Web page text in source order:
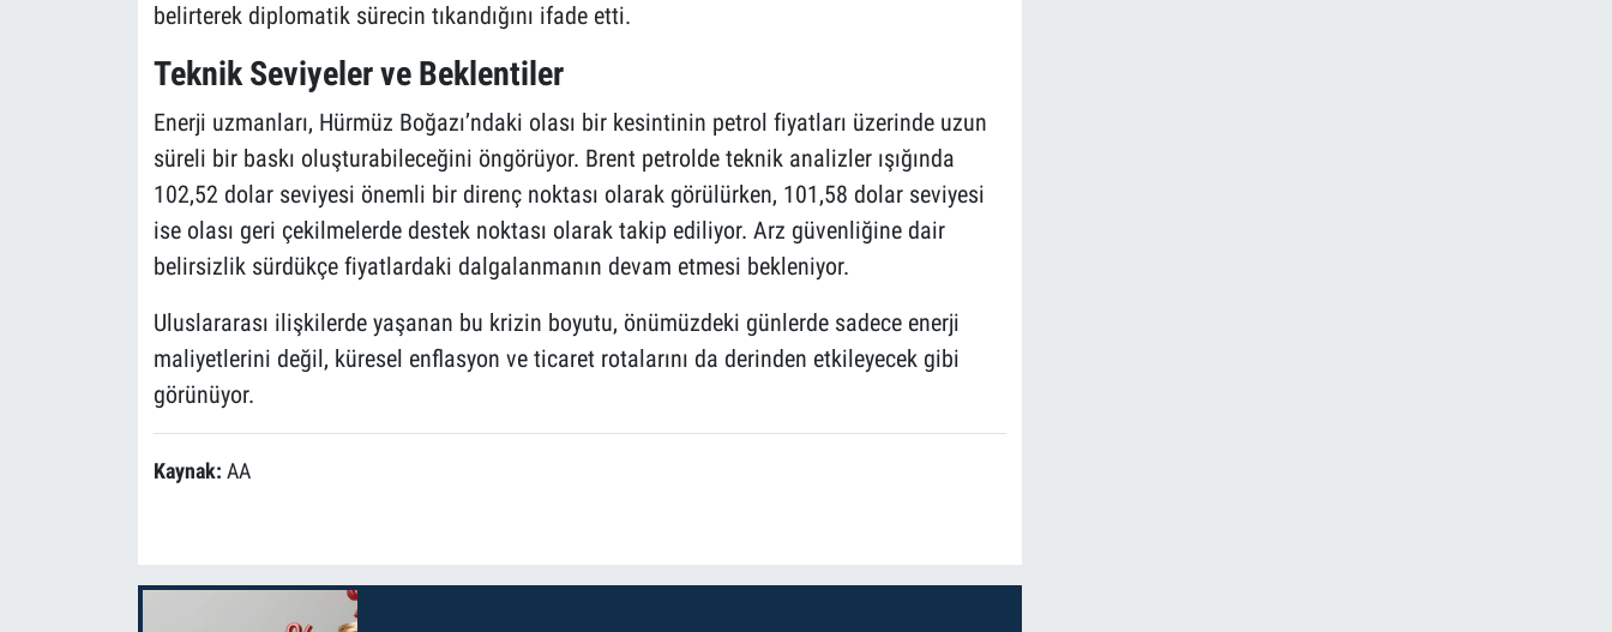
belirterek diplomatik sürecin tıkandığını ifade etti.
Teknik Seviyeler ve Beklentiler
Enerji uzmanları, Hürmüz Boğazı’ndaki olası bir kesintinin petrol fiyatları üzerinde uzun
süreli bir baskı oluşturabileceğini öngörüyor. Brent petrolde teknik analizler ışığında
102,52 dolar seviyesi önemli bir direnç noktası olarak görülürken, 101,58 dolar seviyesi
ise olası geri çekilmelerde destek noktası olarak takip ediliyor. Arz güvenliğine dair
belirsizlik sürdükçe fiyatlardaki dalgalanmanın devam etmesi bekleniyor.
Uluslararası ilişkilerde yaşanan bu krizin boyutu, önümüzdeki günlerde sadece enerji
maliyetlerini değil, küresel enflasyon ve ticaret rotalarını da derinden etkileyecek gibi
görünüyor.
Kaynak: AA